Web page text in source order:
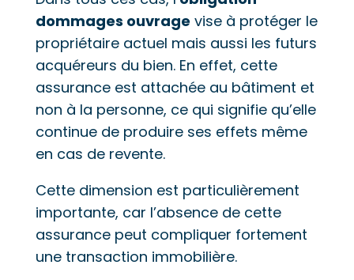
dommages ouvrage vise à protéger le
propriétaire actuel mais aussi les futurs
acquéreurs du bien. En effet, cette
assurance est attachée au bâtiment et
non à la personne, ce qui signifie qu’elle
continue de produire ses effets même
en cas de revente.
Cette dimension est particulièrement
importante, car l’absence de cette
assurance peut compliquer fortement
une transaction immobilière.